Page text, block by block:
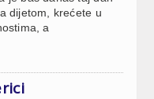
dijetom, krećete u
a